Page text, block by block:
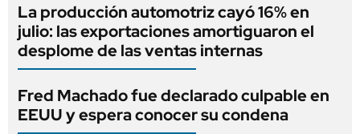
La producción automotriz cayó 16% en
julio: las exportaciones amortiguaron el
desplome de las ventas internas
Fred Machado fue declarado culpable en
EEUU y espera conocer su condena